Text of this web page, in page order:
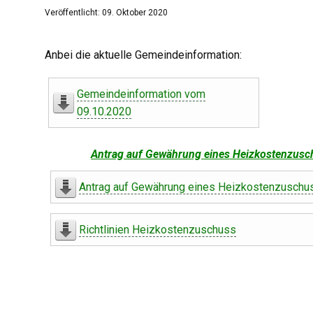
Veröffentlicht: 09. Oktober 2020
Anbei die aktuelle Gemeindeinformation:
Gemeindeinformation vom
09.10.2020
Antrag auf Gewährung eines
Antrag auf Gewährung eines
Richtlinien Heizkostenzuschuss